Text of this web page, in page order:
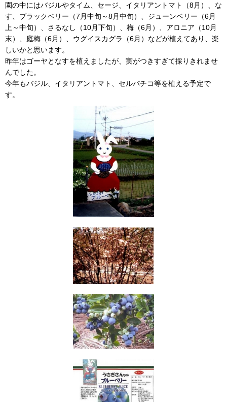
園の中にはバジルやタイム、セージ、イタリアントマト（8月）、な
す、ブラックベリー（7月中旬～8月中旬）、ジューンベリー（6月
上～中旬）、さるなし（10月下旬）、梅（6月）、アロニア（10月
末）、庭梅（6月）、ウグイスカグラ（6月）などが植えてあり、楽
しいかと思います。
昨年はゴーヤとなすを植えましたが、実がつきすぎて採りきれませ
んでした。
今年もバジル、イタリアントマト、セルバチコ等を植える予定で
す。